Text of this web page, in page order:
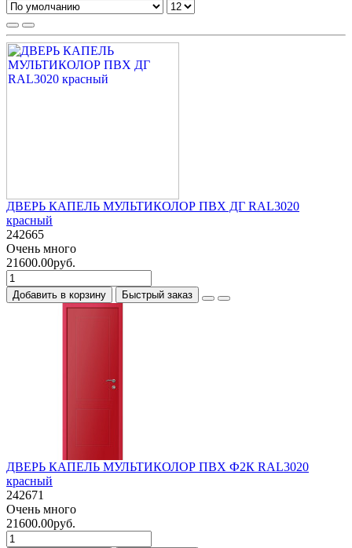
ДВЕРЬ КАПЕЛЬ МУЛЬТИКОЛОР ПВХ ДГ RAL3020
красный
242665
Очень много
21600.00руб.
Добавить в корзину Быстрый заказ
ДВЕРЬ КАПЕЛЬ МУЛЬТИКОЛОР ПВХ Ф2К RAL3020
красный
242671
Очень много
21600.00руб.